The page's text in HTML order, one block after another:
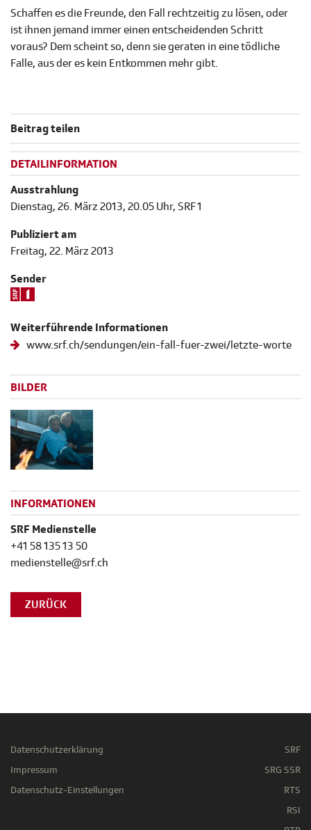
Schaffen es die Freunde, den Fall rechtzeitig zu lösen, oder
ist ihnen jemand immer einen entscheidenden Schritt
voraus? Dem scheint so, denn sie geraten in eine tödliche
Falle, aus der es kein Entkommen mehr gibt.
Beitrag teilen
DETAILINFORMATION
Ausstrahlung
Dienstag, 26. März 2013, 20.05 Uhr, SRF 1
Publiziert am
Freitag, 22. März 2013
Sender
Weiterführende Informationen
www.srf.ch/sendungen/ein-fall-fuer-zwei/letzte-worte
BILDER
INFORMATIONEN
SRF Medienstelle
+41 58 135 13 50
medienstelle@srf.ch
ZURÜCK
Datenschutzerklärung
Impressum
Datenschutz-Einstellungen
SRF
SRG SSR
RTS
RSI